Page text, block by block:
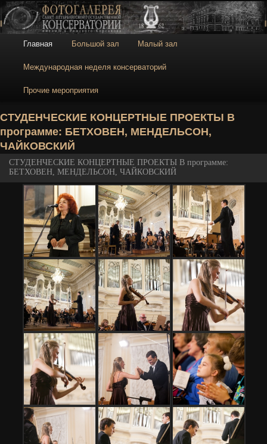
Галерея
Галерея Санкт-
Петербургской
консерватории
Главное меню
Перейти к основному содержимому
Перейти к дополнительному содержимому
Главная Большой зал Малый зал
Международная неделя консерваторий
Прочие мероприятия
СТУДЕНЧЕСКИЕ КОНЦЕРТНЫЕ ПРОЕКТЫ В
программе: БЕТХОВЕН, МЕНДЕЛЬСОН,
ЧАЙКОВСКИЙ
СТУДЕНЧЕСКИЕ КОНЦЕРТНЫЕ ПРОЕКТЫ В программе:
БЕТХОВЕН, МЕНДЕЛЬСОН, ЧАЙКОВСКИЙ